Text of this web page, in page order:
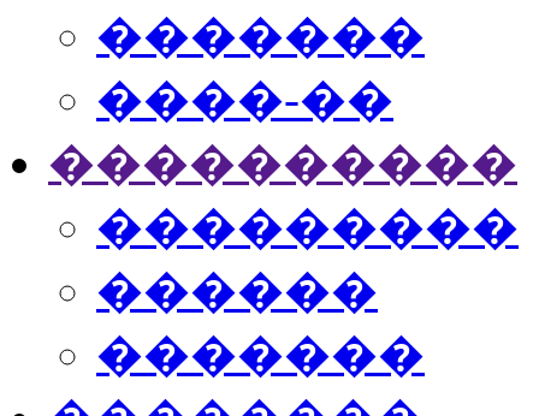
�������
����-��
����������
���������
������
�������